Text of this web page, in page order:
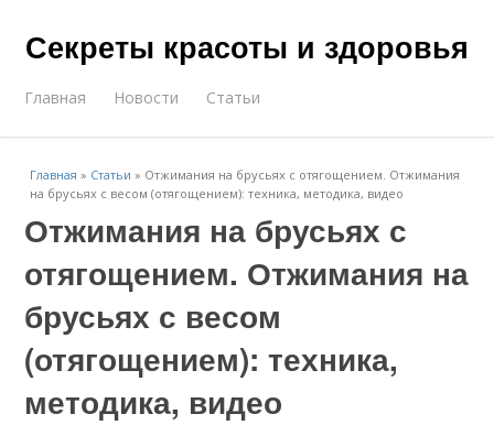
Секреты красоты и здоровья
Главная Новости Статьи
Главная » Статьи » Отжимания на брусьях с отягощением. Отжимания
на брусьях с весом (отягощением): техника, методика, видео
Отжимания на брусьях с
отягощением. Отжимания на
брусьях с весом
(отягощением): техника,
методика, видео